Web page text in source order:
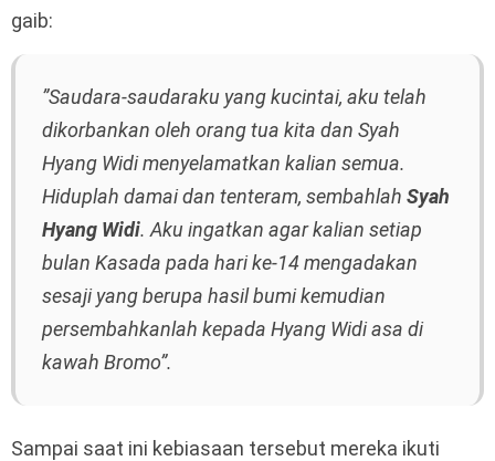
gaib:
”Saudara-saudaraku yang kucintai, aku telah
dikorbankan oleh orang tua kita dan Syah
Hyang Widi menyelamatkan kalian semua.
Hiduplah damai dan tenteram, sembahlah Syah
Hyang Widi. Aku ingatkan agar kalian setiap
bulan Kasada pada hari ke-14 mengadakan
sesaji yang berupa hasil bumi kemudian
persembahkanlah kepada Hyang Widi asa di
kawah Bromo”.
Sampai saat ini kebiasaan tersebut mereka ikuti